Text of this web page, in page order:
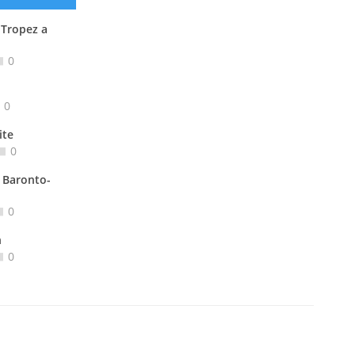
a
0
0
0
Baronto-
0
0